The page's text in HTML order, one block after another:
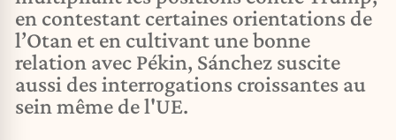
en contestant certaines orientations de
l’Otan et en cultivant une bonne
relation avec Pékin, Sánchez suscite
aussi des interrogations croissantes au
sein même de l'UE.